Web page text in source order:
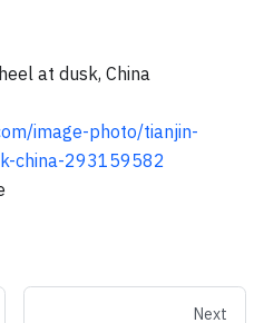
at dusk, China
image-photo/tianjin-
china-293159582
Next